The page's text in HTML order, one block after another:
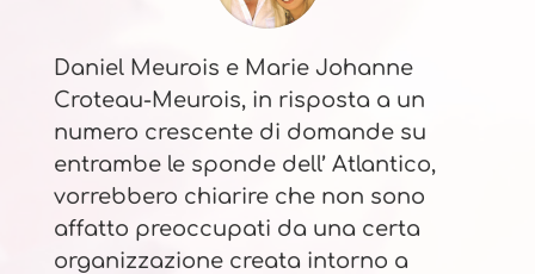
Daniel Meurois e Marie Johanne
Croteau-Meurois, in risposta a un
numero crescente di domande su
entrambe le sponde dell’ Atlantico,
vorrebbero chiarire che non sono
affatto preoccupati da una certa
organizzazione creata intorno a